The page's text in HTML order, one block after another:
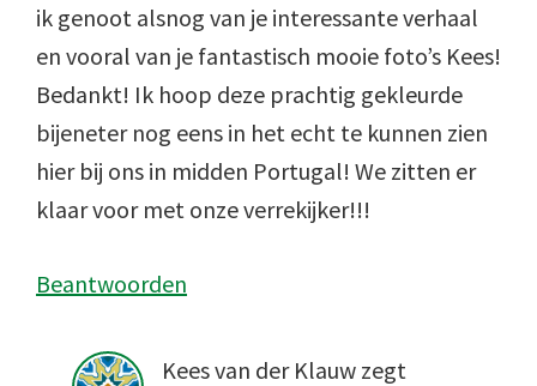
ik genoot alsnog van je interessante verhaal
en vooral van je fantastisch mooie foto’s Kees!
Bedankt! Ik hoop deze prachtig gekleurde
bijeneter nog eens in het echt te kunnen zien
hier bij ons in midden Portugal! We zitten er
klaar voor met onze verrekijker!!!
Beantwoorden
Kees van der Klauw zegt